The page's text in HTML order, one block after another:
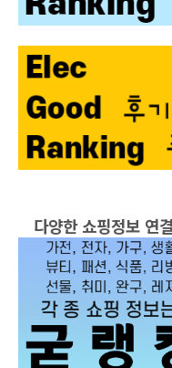
다양한 쇼핑정보 연